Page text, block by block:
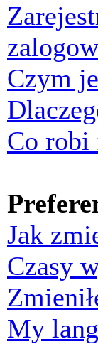
Czym
Co robi
Jak
Czasy
My